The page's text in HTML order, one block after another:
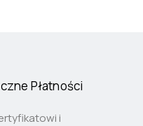
Płatności
i